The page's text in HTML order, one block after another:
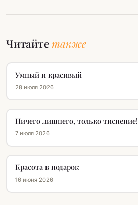
Читайтетакже
Умный и красивый
28 июля 2026
Ничего лишнего, только тиснение!
7 июля 2026
Красота в подарок
16 июня 2026